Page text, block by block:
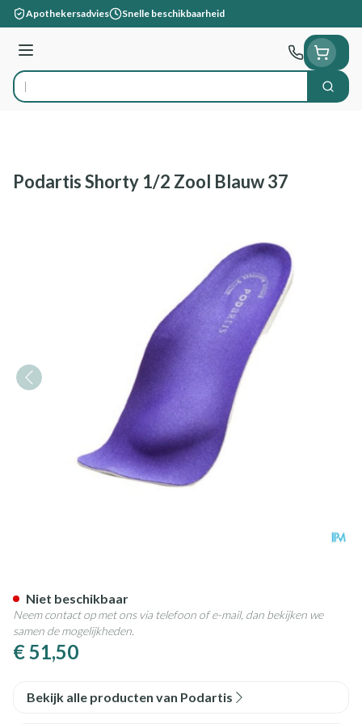
Ga naar de inhoud
Apothekersadvies Snelle beschikbaarheid
Menu
Product, merk, categorie... Zoek
Podartis Shorty 1/2 Zool Blauw 37
€ 51,50
Niet beschikbaar
Neem contact op met ons via telefoon of e-mail, dan bekijken we
samen de mogelijkheden.
Bekijk alle producten van Podartis